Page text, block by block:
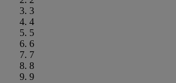
3
4
5
6
7
8
9